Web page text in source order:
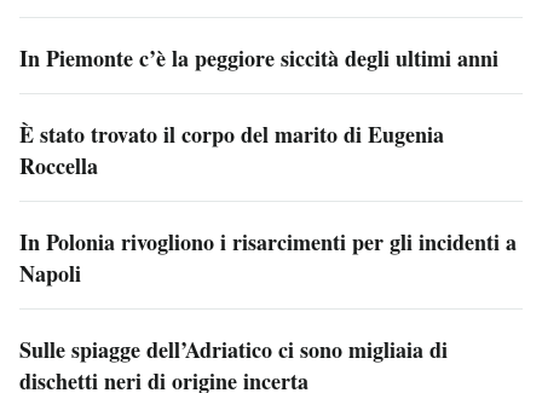
In Piemonte c’è la peggiore siccità degli ultimi anni
È stato trovato il corpo del marito di Eugenia
Roccella
In Polonia rivogliono i risarcimenti per gli incidenti a
Napoli
Sulle spiagge dell’Adriatico ci sono migliaia di
dischetti neri di origine incerta